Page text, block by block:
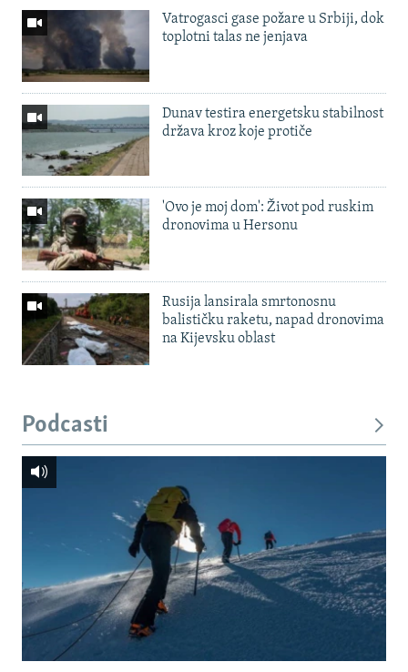
Vatrogasci gase požare u Srbiji, dok
toplotni talas ne jenjava
Dunav testira energetsku stabilnost
država kroz koje protiče
'Ovo je moj dom': Život pod ruskim
dronovima u Hersonu
Rusija lansirala smrtonosnu
balističku raketu, napad dronovima
na Kijevsku oblast
Podcasti